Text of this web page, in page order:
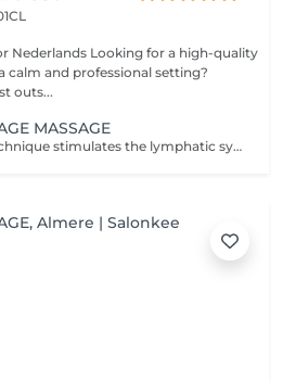
for a high-quality
calm and professional setting?
outs...
MASSAGE
This deeply soothing technique stimulates the lymphatic system to support natural detoxification, reduce inflammation, and boost immune response. Through gentle, rhythmic movements, it encourages the release of excess fluids and tension stored in the body. This treatment includes: Light, sweeping strokes to activate lymph flow Mindful touch to invite deep calm and inner balance Perfect for those experiencing water retention, sluggish circulation, post-travel heaviness, or general fatigue. Feel lighter, clearer, and more in tune with your body's natural rhythm.